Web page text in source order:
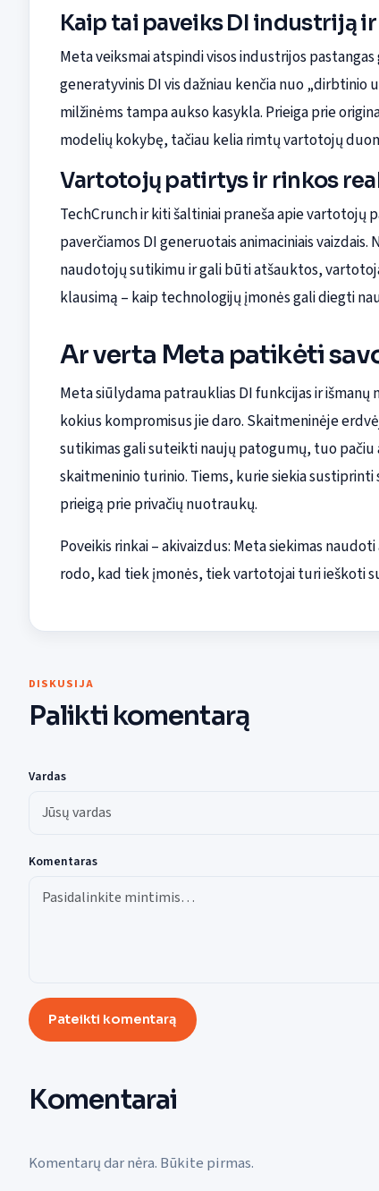
Kaip tai paveiks DI industriją
Meta veiksmai atspindi visos industrijos
generatyvinis DI vis dažniau kenčia nuo
milžinėms tampa aukso kasykla. Prieiga prie
modelių kokybę, tačiau kelia rimtų vartotojų
Vartotojų patirtys ir rinkos
TechCrunch ir kiti šaltiniai praneša apie
paverčiamos DI generuotais animaciniais
naudotojų sutikimu ir gali būti atšauktos,
klausimą – kaip technologijų įmonės gali diegti
Ar verta Meta patikėti
Meta siūlydama patrauklias DI funkcijas ir
kokius kompromisus jie daro. Skaitmeninėje
sutikimas gali suteikti naujų patogumų, tuo
skaitmeninio turinio. Tiems, kurie siekia
prieigą prie privačių nuotraukų.
Poveikis rinkai – akivaizdus: Meta siekimas
rodo, kad tiek įmonės, tiek vartotojai turi ieškoti
DISKUSIJA
Palikti komentarą
Vardas
Komentaras
Pateikti komentarą
Komentarai
Komentarų dar nėra. Būkite pirmas.